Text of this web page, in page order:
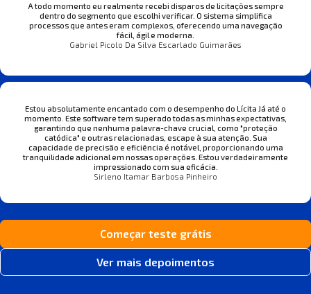
A todo momento eu realmente recebi disparos de licitações sempre
dentro do segmento que escolhi verificar. O sistema simplifica
processos que antes eram complexos, oferecendo uma navegação
fácil, ágil e moderna.
Gabriel Picolo Da Silva Escarlado Guimarães
Estou absolutamente encantado com o desempenho do Lícita Já até o
momento. Este software tem superado todas as minhas expectativas,
garantindo que nenhuma palavra-chave crucial, como "proteção
catódica" e outras relacionadas, escape à sua atenção. Sua
capacidade de precisão e eficiência é notável, proporcionando uma
tranquilidade adicional em nossas operações. Estou verdadeiramente
impressionado com sua eficácia.
Sirleno Itamar Barbosa Pinheiro
Começar teste grátis
Ver mais depoimentos